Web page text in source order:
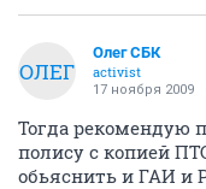
ОЛЕГ
Олег СБК
activist
17 ноября 2009
Тогда рекомендую
полису с копией
обьяснить и ГАИ и